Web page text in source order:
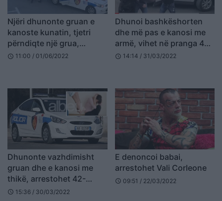
Njëri dhunonte gruan e
kanoste kunatin, tjetri
përndiqte një grua,
arrestohen dy shkodranët
schedule 11:00 / 01/06/2022
Dhunoi bashkëshorten
dhe më pas e kanosi me
armë, vihet në pranga 44-
vjeçari në Elbasan
schedule 14:14 / 31/03/2022
Dhunonte vazhdimisht
gruan dhe e kanosi me
thikë, arrestohet 42-
vjeçari në Durrës
schedule 15:36 / 30/03/2022
E denoncoi babai,
arrestohet Vali Corleone
schedule 09:51 / 22/03/2022